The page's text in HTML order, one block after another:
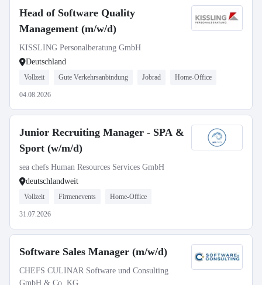
Head of Software Quality
Management (m/w/d)
KISSLING Personalberatung GmbH
Deutschland
Vollzeit Gute Verkehrsanbindung Jobrad Home-Office
04.08.2026
Junior Recruiting Manager - SPA &
Sport (w/m/d)
sea chefs Human Resources Services GmbH
deutschlandweit
Vollzeit Firmenevents Home-Office
31.07.2026
Software Sales Manager (m/w/d)
CHEFS CULINAR Software und Consulting
GmbH & Co. KG